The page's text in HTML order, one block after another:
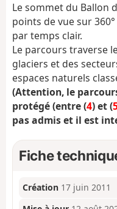
Le sommet du Ballon
points de vue sur
par temps clair.
Le parcours traverse
glaciers et des
espaces naturels
(Attention, le
protégé (entre (4) et (
pas admis et il est
Fiche
Création 17 juin 2011